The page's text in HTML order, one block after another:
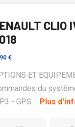
CLIO
€
ET
du
- GPS ... Plus